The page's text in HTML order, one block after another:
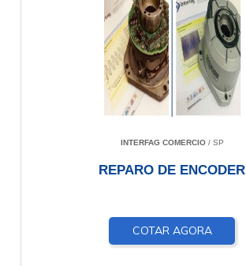
INTERFAG COMERCIO/ SP
REPARO DE ENCODER
COTAR AGORA